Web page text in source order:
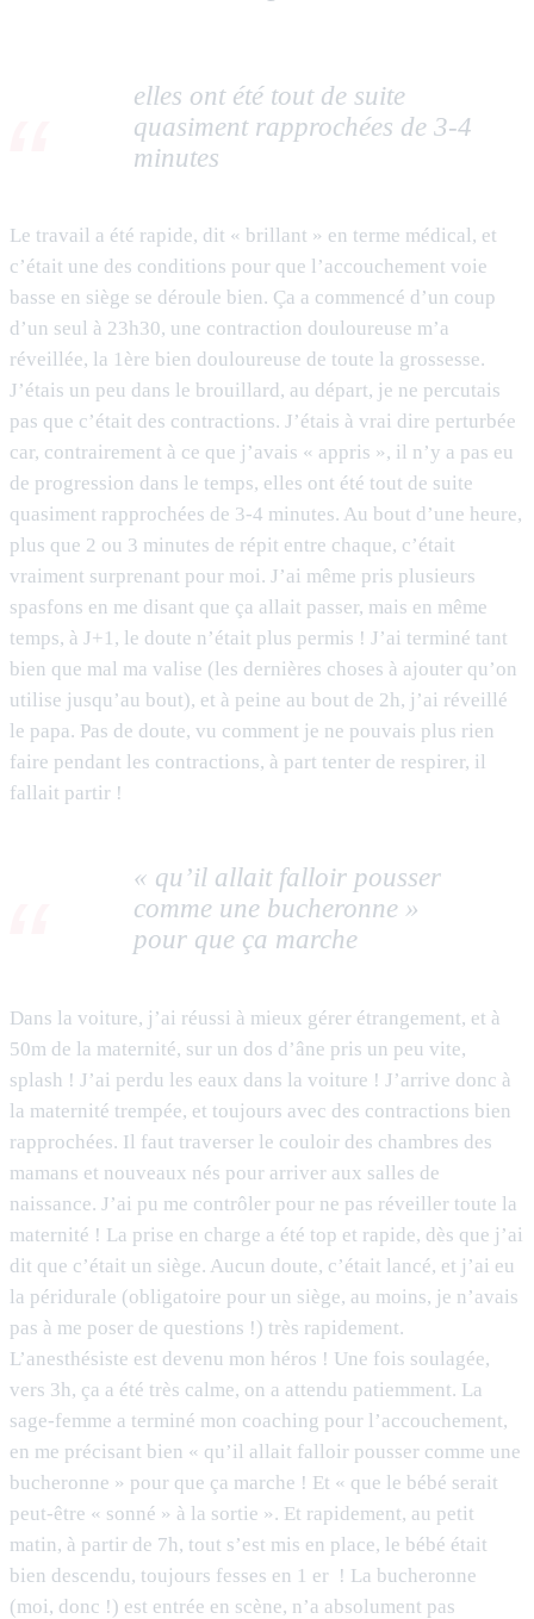
elles ont été tout de suite
quasiment rapprochées de 3-4
minutes
Le travail a été rapide, dit « brillant » en terme médical, et
c’était une des conditions pour que l’accouchement voie
basse en siège se déroule bien. Ça a commencé d’un coup
d’un seul à 23h30, une contraction douloureuse m’a
réveillée, la 1ère bien douloureuse de toute la grossesse.
J’étais un peu dans le brouillard, au départ, je ne percutais
pas que c’était des contractions. J’étais à vrai dire perturbée
car, contrairement à ce que j’avais « appris », il n’y a pas eu
de progression dans le temps, elles ont été tout de suite
quasiment rapprochées de 3-4 minutes. Au bout d’une heure,
plus que 2 ou 3 minutes de répit entre chaque, c’était
vraiment surprenant pour moi. J’ai même pris plusieurs
spasfons en me disant que ça allait passer, mais en même
temps, à J+1, le doute n’était plus permis ! J’ai terminé tant
bien que mal ma valise (les dernières choses à ajouter qu’on
utilise jusqu’au bout), et à peine au bout de 2h, j’ai réveillé
le papa. Pas de doute, vu comment je ne pouvais plus rien
faire pendant les contractions, à part tenter de respirer, il
fallait partir !
« qu’il allait falloir pousser
comme une bucheronne »
pour que ça marche
Dans la voiture, j’ai réussi à mieux gérer étrangement, et à
50m de la maternité, sur un dos d’âne pris un peu vite,
splash ! J’ai perdu les eaux dans la voiture ! J’arrive donc à
la maternité trempée, et toujours avec des contractions bien
rapprochées. Il faut traverser le couloir des chambres des
mamans et nouveaux nés pour arriver aux salles de
naissance. J’ai pu me contrôler pour ne pas réveiller toute la
maternité ! La prise en charge a été top et rapide, dès que j’ai
dit que c’était un siège. Aucun doute, c’était lancé, et j’ai eu
la péridurale (obligatoire pour un siège, au moins, je n’avais
pas à me poser de questions !) très rapidement.
L’anesthésiste est devenu mon héros ! Une fois soulagée,
vers 3h, ça a été très calme, on a attendu patiemment. La
sage-femme a terminé mon coaching pour l’accouchement,
en me précisant bien « qu’il allait falloir pousser comme une
bucheronne » pour que ça marche ! Et « que le bébé serait
peut-être « sonné » à la sortie ». Et rapidement, au petit
matin, à partir de 7h, tout s’est mis en place, le bébé était
bien descendu, toujours fesses en 1 er ! La bucheronne
(moi, donc !) est entrée en scène, n’a absolument pas